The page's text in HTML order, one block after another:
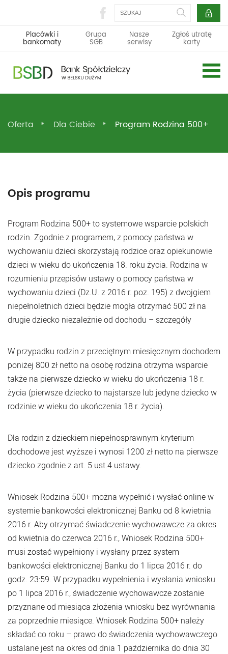
Szukaj
Placówki i
bankomaty
Grupa
SGB
Nasze
serwisy
Zgłoś utratę
karty
Oferta Dla Ciebie Program Rodzina 500+
Opis programu
Program Rodzina 500+ to systemowe wsparcie polskich
rodzin. Zgodnie z programem, z pomocy państwa w
wychowaniu dzieci skorzystają rodzice oraz opiekunowie
dzieci w wieku do ukończenia 18. roku życia. Rodzina w
rozumieniu przepisów ustawy o pomocy państwa w
wychowaniu dzieci (Dz.U. z 2016 r. poz. 195) z dwojgiem
niepełnoletnich dzieci będzie mogła otrzymać 500 zł na
drugie dziecko niezależnie od dochodu – szczegóły
W przypadku rodzin z przeciętnym miesięcznym dochodem
poniżej 800 zł netto na osobę rodzina otrzyma wsparcie
także na pierwsze dziecko w wieku do ukończenia 18 r.
życia (pierwsze dziecko to najstarsze lub jedyne dziecko w
rodzinie w wieku do ukończenia 18 r. życia).
Dla rodzin z dzieckiem niepełnosprawnym kryterium
dochodowe jest wyższe i wynosi 1200 zł netto na pierwsze
dziecko zgodnie z art. 5 ust.4 ustawy.
Wniosek Rodzina 500+ można wypełnić i wysłać online w
systemie bankowości elektronicznej Banku od 8 kwietnia
2016 r. Aby otrzymać świadczenie wychowawcze za okres
od kwietnia do czerwca 2016 r., Wniosek Rodzina 500+
musi zostać wypełniony i wysłany przez system
bankowości elektronicznej Banku do 1 lipca 2016 r. do
godz. 23:59. W przypadku wypełnienia i wysłania wniosku
po 1 lipca 2016 r., świadczenie wychowawcze zostanie
przyznane od miesiąca złożenia wniosku bez wyrównania
za poprzednie miesiące. Wniosek Rodzina 500+ należy
składać co roku – prawo do świadczenia wychowawczego
ustalane jest na okres od dnia 1 października do dnia 30